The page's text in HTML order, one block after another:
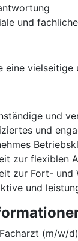
und
eine
und
und
zur flexiblen
zur Fort- und
und
(m/w/d)